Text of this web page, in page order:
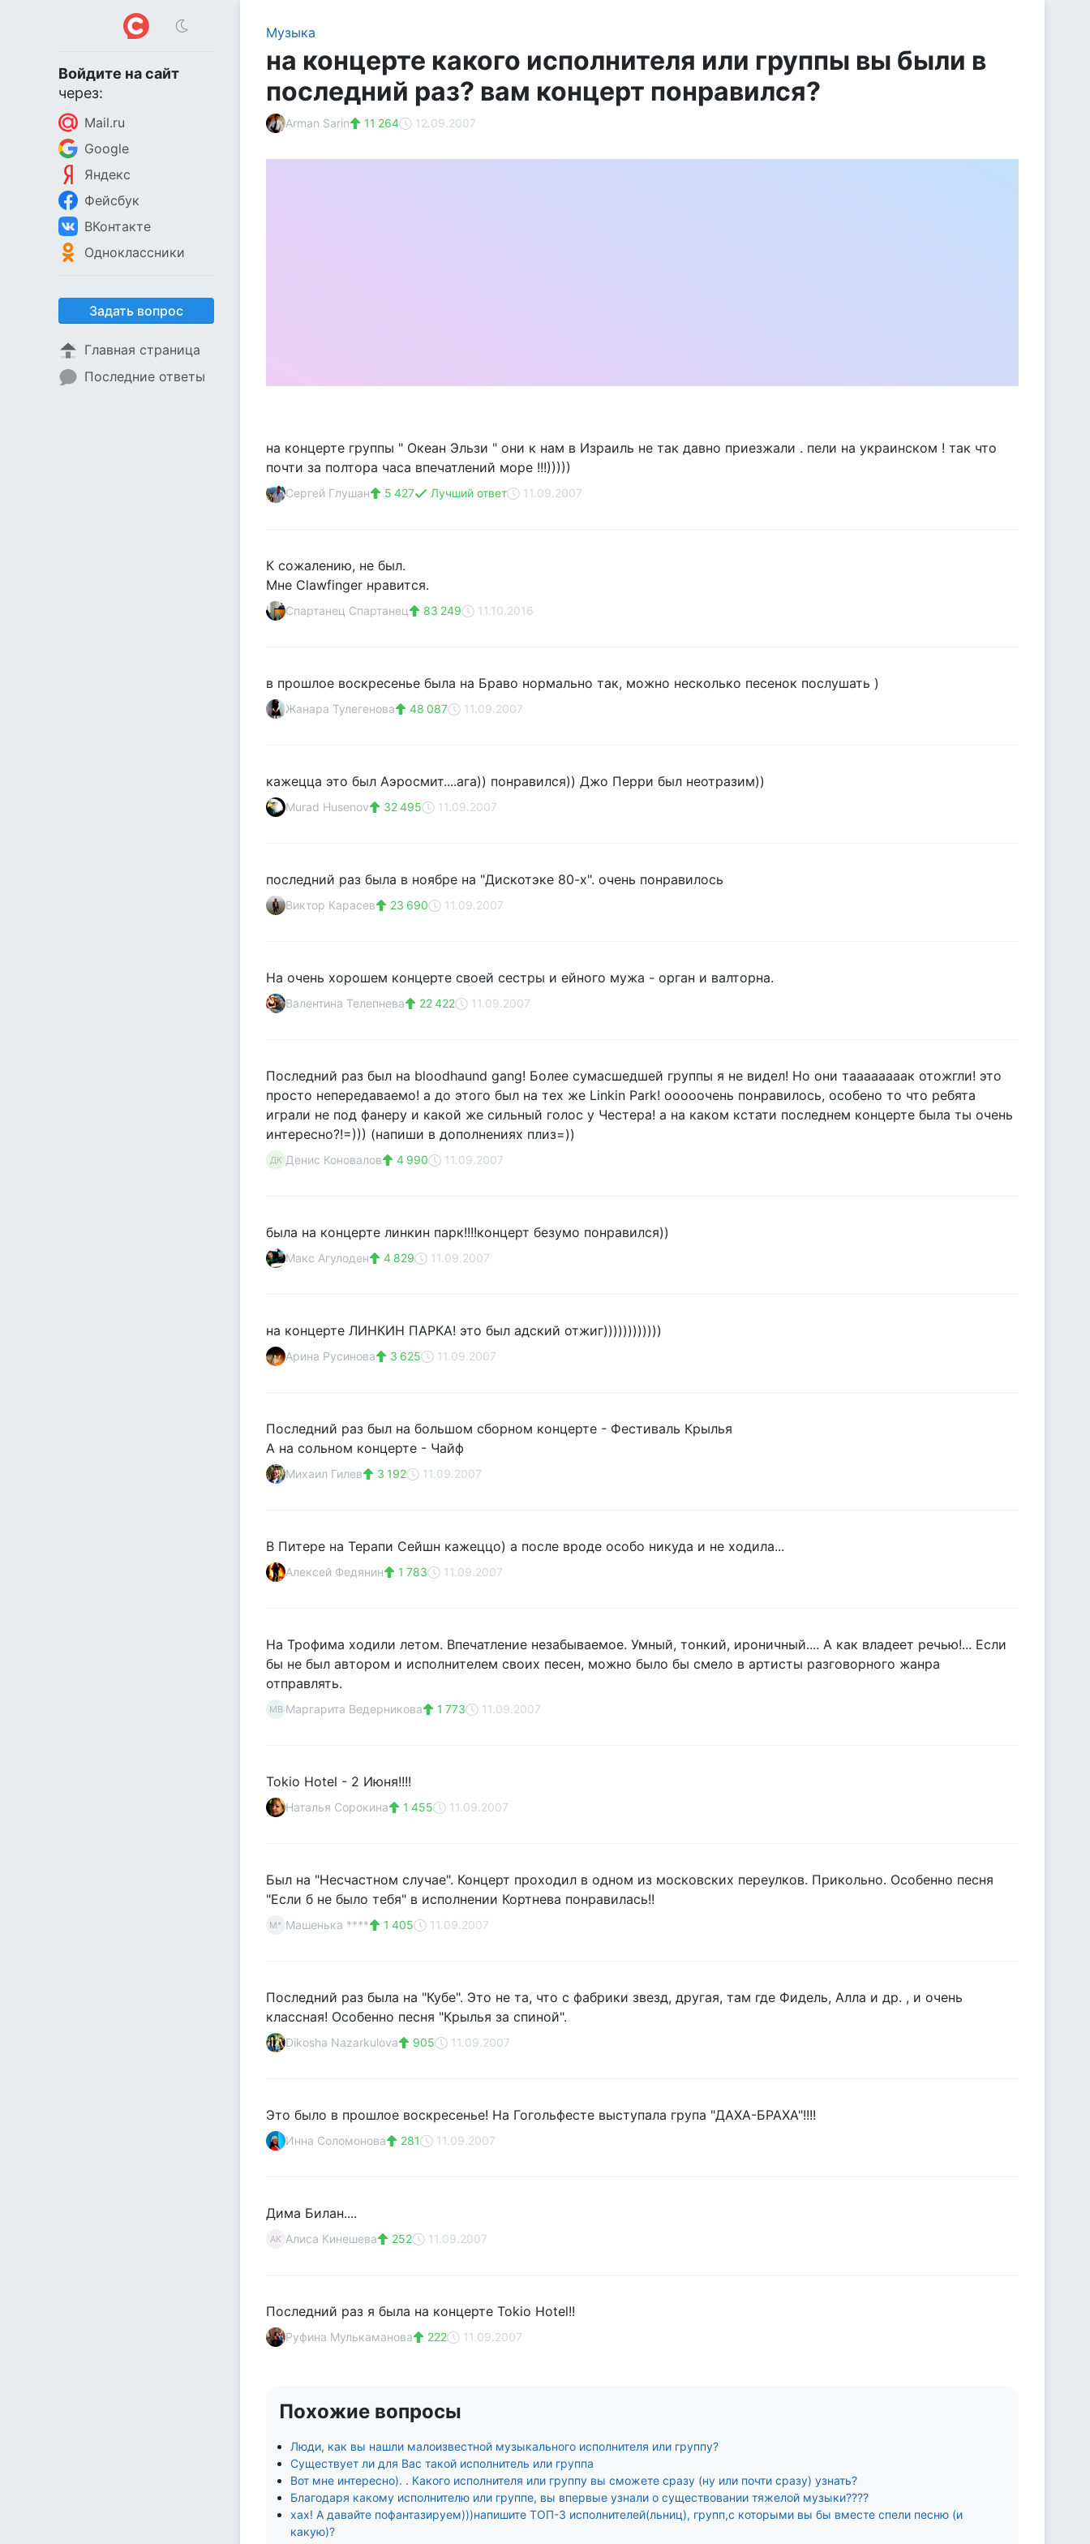
Войдите на сайт
через:
Mail.ru
Google
Яндекс
Фейсбук
ВКонтакте
Одноклассники
Задать вопрос
Главная страница
Последние ответы
Музыка
на концерте какого исполнителя или группы вы были в
последний раз? вам концерт понравился?
Arman Sarin 11 264 12.09.2007
на концерте группы " Океан Эльзи " они к нам в Израиль не так давно приезжали . пели на украинском ! так что
почти за полтора часа впечатлений море !!!)))))
Сергей Глушан 5 427 Лучший ответ 11.09.2007
К сожалению, не был.
Мне Clawfinger нравится.
Спартанец Спартанец 83 249 11.10.2016
в прошлое воскресенье была на Браво нормально так, можно несколько песенок послушать )
Жанара Тулегенова 48 087 11.09.2007
кажецца это был Аэросмит....ага)) понравился)) Джо Перри был неотразим))
Murad Husenov 32 495 11.09.2007
последний раз была в ноябре на "Дискотэке 80-х". очень понравилось
Виктор Карасев 23 690 11.09.2007
На очень хорошем концерте своей сестры и ейного мужа - орган и валторна.
Валентина Телепнева 22 422 11.09.2007
Последний раз был на bloodhaund gang! Более сумасшедшей группы я не видел! Но они таааааааак отожгли! это
просто непередаваемо! а до этого был на тех же Linkin Park! ооооочень понравилось, особено то что ребята
играли не под фанеру и какой же сильный голос у Честера! а на каком кстати последнем концерте была ты очень
интересно?!=))) (напиши в дополнениях плиз=))
ДК Денис Коновалов 4 990 11.09.2007
была на концерте линкин парк!!!!концерт безумо понравился))
Макс Агулоден 4 829 11.09.2007
на концерте ЛИНКИН ПАРКА! это был адский отжиг))))))))))))
Арина Русинова 3 625 11.09.2007
Последний раз был на большом сборном концерте - Фестиваль Крылья
А на сольном концерте - Чайф
Михаил Гилев 3 192 11.09.2007
В Питере на Терапи Сейшн кажеццо) а после вроде особо никуда и не ходила...
Алексей Федянин 1 783 11.09.2007
На Трофима ходили летом. Впечатление незабываемое. Умный, тонкий, ироничный.... А как владеет речью!... Если
бы не был автором и исполнителем своих песен, можно было бы смело в артисты разговорного жанра
отправлять.
МВ Маргарита Ведерникова 1 773 11.09.2007
Tokio Hotel - 2 Июня!!!!
Наталья Сорокина 1 455 11.09.2007
Был на "Несчастном случае". Концерт проходил в одном из московских переулков. Прикольно. Особенно песня
"Если б не было тебя" в исполнении Кортнева понравилась!!
М* Машенька **** 1 405 11.09.2007
Последний раз была на "Кубе". Это не та, что с фабрики звезд, другая, там где Фидель, Алла и др. , и очень
классная! Особенно песня "Крылья за спиной".
Dikosha Nazarkulova 905 11.09.2007
Это было в прошлое воскресенье! На Гогольфесте выступала група "ДАХА-БРАХА"!!!!
Инна Соломонова 281 11.09.2007
Дима Билан....
АК Алиса Кинешева 252 11.09.2007
Последний раз я была на концерте Tokio Hotel!!
Руфина Мулькаманова 222 11.09.2007
Похожие вопросы
Люди, как вы нашли малоизвестной музыкального исполнителя или группу?
Существует ли для Вас такой исполнитель или группа
Вот мне интересно). . Какого исполнителя или группу вы сможете сразу (ну или почти сразу) узнать?
Благодаря какому исполнителю или группе, вы впервые узнали о существовании тяжелой музыки????
хах! А давайте пофантазируем)))напишите ТОП-3 исполнителей(льниц), групп,с которыми вы бы вместе спели песню (и
какую)?